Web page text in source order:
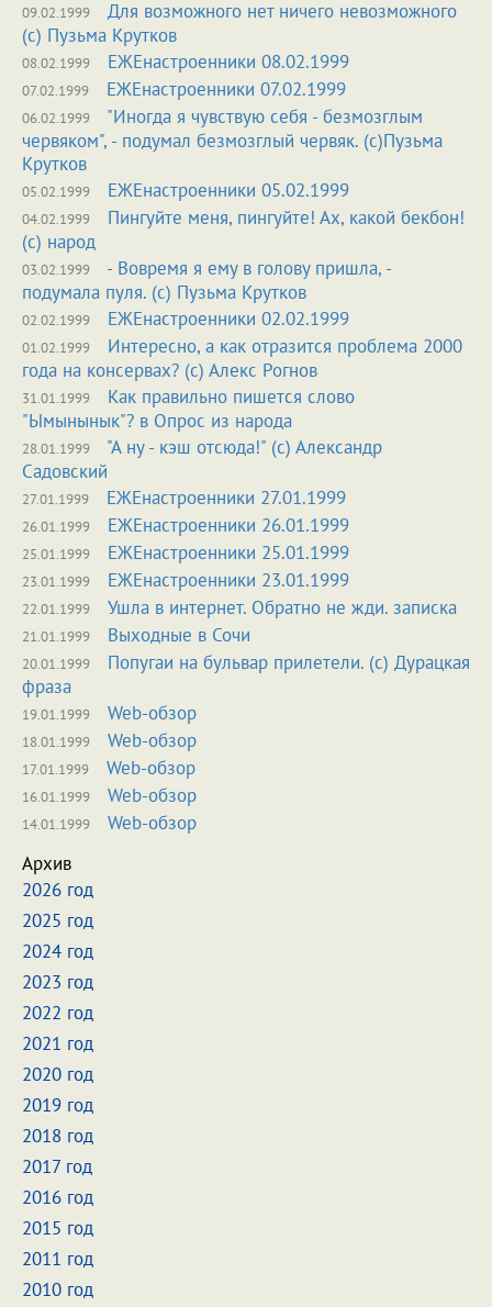
09.02.1999
Для возможного нет ничего невозможного
(с) Пузьма Крутков
08.02.1999 ЕЖЕнастроенники 08.02.1999
07.02.1999 ЕЖЕнастроенники 07.02.1999
06.02.1999
"Иногда я чувствую себя - безмозглым
червяком", - подумал безмозглый червяк. (с)Пузьма
Крутков
05.02.1999 ЕЖЕнастроенники 05.02.1999
04.02.1999
Пингуйте меня, пингуйте! Ах, какой бекбон!
(с) народ
03.02.1999
- Вовремя я ему в голову пришла, -
подумала пуля. (с) Пузьма Крутков
02.02.1999 ЕЖЕнастроенники 02.02.1999
01.02.1999
Интересно, а как отразится проблема 2000
года на консервах? (с) Алекс Рогнов
31.01.1999
Как правильно пишется слово
"Ымынынык"? в Опрос из народа
28.01.1999
"А ну - кэш отсюда!" (с) Александр
Садовский
27.01.1999 ЕЖЕнастроенники 27.01.1999
26.01.1999 ЕЖЕнастроенники 26.01.1999
25.01.1999 ЕЖЕнастроенники 25.01.1999
23.01.1999 ЕЖЕнастроенники 23.01.1999
22.01.1999 Ушла в интернет. Обратно не жди. записка
21.01.1999 Выходные в Сочи
20.01.1999
Попугаи на бульвар прилетели. (с) Дурацкая
фраза
19.01.1999 Web-обзор
18.01.1999 Web-обзор
17.01.1999 Web-обзор
16.01.1999 Web-обзор
14.01.1999
Web-обзор
Архив
2026 год
2025 год
2024 год
2023 год
2022 год
2021 год
2020 год
2019 год
2018 год
2017 год
2016 год
2015 год
2011 год
2010 год